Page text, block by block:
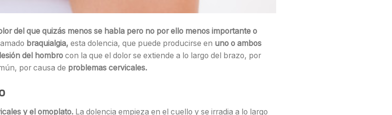
del que quizás menos se habla pero no por ello menos importante o
braquialgia, esta dolencia, que puede producirse en uno o ambos
lesión del hombro con la que el dolor se extiende a lo largo del brazo, por
por causa de problemas cervicales.
y el omoplato. La dolencia empieza en el cuello y se irradia a lo largo